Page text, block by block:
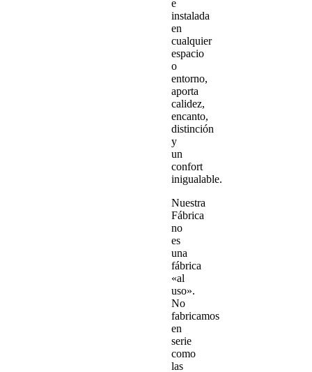
e
instalada
en
cualquier
espacio
o
entorno,
aporta
calidez,
encanto,
distinción
y
un
confort
inigualable.
Nuestra
Fábrica
no
es
una
fábrica
«al
uso».
No
fabricamos
en
serie
como
las